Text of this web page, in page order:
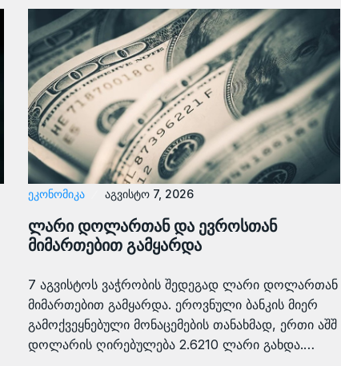
ᲔᲙᲝᲜᲝᲛᲘᲙᲐ აგვისტო 7, 2026
ლარი დოლართან და ევროსთან
მიმართებით გამყარდა
7 აგვისტოს ვაჭრობის შედეგად ლარი დოლართან
მიმართებით გამყარდა. ეროვნული ბანკის მიერ
გამოქვეყნებული მონაცემების თანახმად, ერთი აშშ
დოლარის ღირებულება 2.6210 ლარი გახდა.…